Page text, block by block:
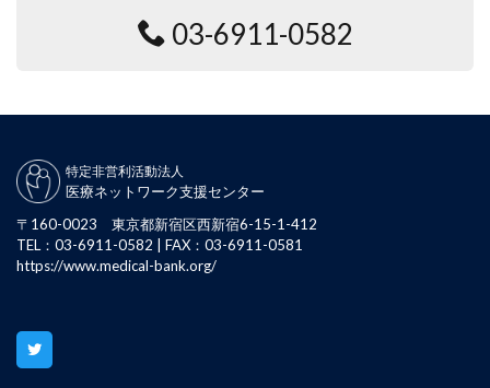
03-6911-0582
特定非営利活動法人
医療ネットワーク支援センター
〒160-0023 東京都新宿区西新宿6-15-1-412
TEL：03-6911-0582 | FAX：03-6911-0581
https://www.medical-bank.org/